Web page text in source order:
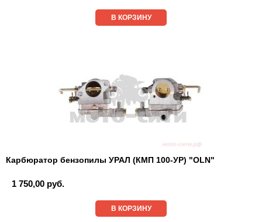
В КОРЗИНУ
Карбюратор бензопилы УРАЛ (КМП 100-УР) "OLN"
1 750,00 руб.
В КОРЗИНУ